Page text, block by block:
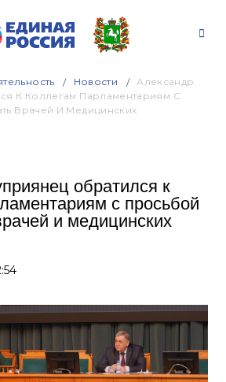
Новости
Александр
К Коллегам Парламентариям С
Врачей И Медицинских
обратился к
с просьбой
и медицинских